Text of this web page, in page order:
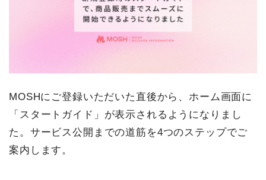
MOSHにご登録いただいた直後から、ホーム画面に
「スタートガイド」が表示されるようになりまし
た。サービス公開までの道筋を4つのステップでご
案内します。